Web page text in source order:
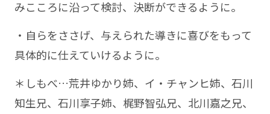
みこころに沿って検討、決断ができるように。
・自らをささげ、与えられた導きに喜びをもって
具体的に仕えていけるように。
＊しもべ…荒井ゆかり姉、イ・チャンヒ姉、石川
知生兄、石川享子姉、梶野智弘兄、北川嘉之兄、